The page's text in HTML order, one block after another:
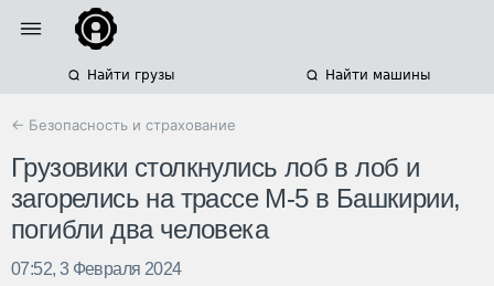
Найти грузы Найти машины
← Безопасность и страхование
Грузовики столкнулись лоб в лоб и
загорелись на трассе М-5 в Башкирии,
погибли два человека
07:52, 3 Февраля 2024